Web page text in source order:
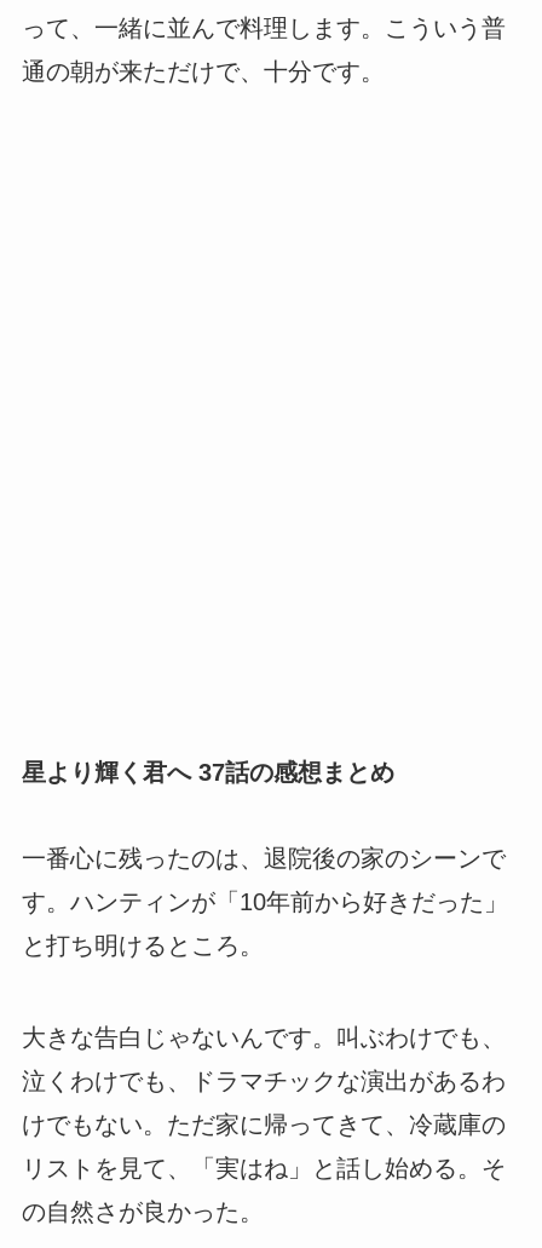
って、一緒に並んで料理します。こういう普
通の朝が来ただけで、十分です。
星より輝く君へ 37話の感想まとめ
一番心に残ったのは、退院後の家のシーンで
す。ハンティンが「10年前から好きだった」
と打ち明けるところ。
大きな告白じゃないんです。叫ぶわけでも、
泣くわけでも、ドラマチックな演出があるわ
けでもない。ただ家に帰ってきて、冷蔵庫の
リストを見て、「実はね」と話し始める。そ
の自然さが良かった。